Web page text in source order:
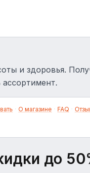
и здоровья.
· О магазине · FAQ ·
до